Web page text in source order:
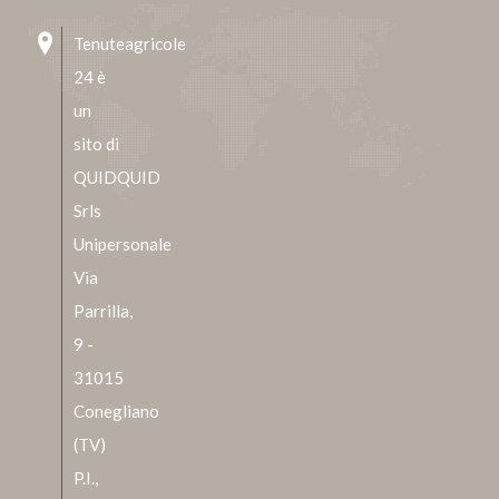
Tenuteagricole
24 è
un
sito di
QUIDQUID
Srls
Unipersonale
Via
Parrilla,
9 -
31015
Conegliano
(TV)
P.I.,